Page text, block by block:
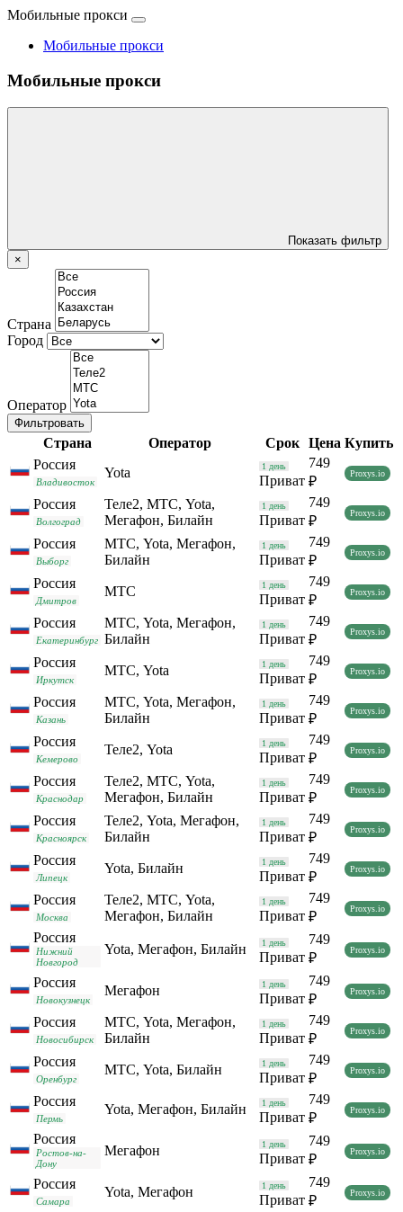
Мобильные прокси
Мобильные прокси
Мобильные прокси
Показать фильтр
×
Страна
Город
Оператор
Фильтровать
Страна Оператор Срок Цена Купить
Россия
Владивосток
Yota 1 день
Приват
749
₽
Proxys.io
Россия
Волгоград
Теле2, МТС, Yota,
Мегафон, Билайн
1 день
Приват
749
₽
Proxys.io
Россия
Выборг
МТС, Yota, Мегафон,
Билайн
1 день
Приват
749
₽
Proxys.io
Россия
Дмитров
МТС 1 день
Приват
749
₽
Proxys.io
Россия
Екатеринбург
МТС, Yota, Мегафон,
Билайн
1 день
Приват
749
₽
Proxys.io
Россия
Иркутск
МТС, Yota 1 день
Приват
749
₽
Proxys.io
Россия
Казань
МТС, Yota, Мегафон,
Билайн
1 день
Приват
749
₽
Proxys.io
Россия
Кемерово
Теле2, Yota 1 день
Приват
749
₽
Proxys.io
Россия
Краснодар
Теле2, МТС, Yota,
Мегафон, Билайн
1 день
Приват
749
₽
Proxys.io
Россия
Красноярск
Теле2, Yota, Мегафон,
Билайн
1 день
Приват
749
₽
Proxys.io
Россия
Липецк
Yota, Билайн 1 день
Приват
749
₽
Proxys.io
Россия
Москва
Теле2, МТС, Yota,
Мегафон, Билайн
1 день
Приват
749
₽
Proxys.io
Россия
Нижний
Новгород
Yota, Мегафон, Билайн 1 день
Приват
749
₽
Proxys.io
Россия
Новокузнецк
Мегафон 1 день
Приват
749
₽
Proxys.io
Россия
Новосибирск
МТС, Yota, Мегафон,
Билайн
1 день
Приват
749
₽
Proxys.io
Россия
Оренбург
МТС, Yota, Билайн 1 день
Приват
749
₽
Proxys.io
Россия
Пермь
Yota, Мегафон, Билайн 1 день
Приват
749
₽
Proxys.io
Россия
Ростов-на-
Дону
Мегафон 1 день
Приват
749
₽
Proxys.io
Россия
Самара
Yota, Мегафон 1 день
Приват
749
₽
Proxys.io